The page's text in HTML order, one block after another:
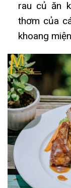
rau củ ăn
thơm của
khoang